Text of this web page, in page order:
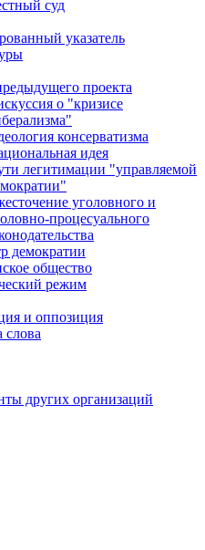
суд
указатель
проекта
о "кризисе
консерватизма
идея
легитимации "управляемой
уголовного и
процесуального
демократии
общество
режим
и оппозиция
слова
других организаций